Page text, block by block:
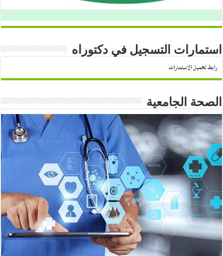
استمارات التسجيل في دكتوراه
رابط تحميل الاستمارات
الصحة الجامعية